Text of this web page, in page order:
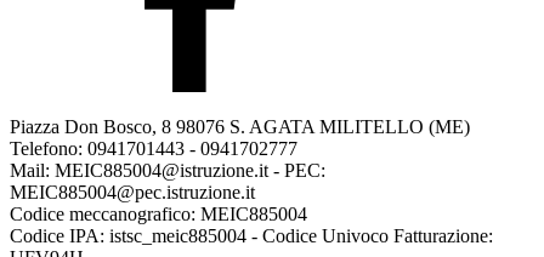
Piazza Don Bosco, 8 98076 S. AGATA MILITELLO (ME)
Telefono: 0941701443 - 0941702777
Mail: MEIC885004@istruzione.it - PEC:
MEIC885004@pec.istruzione.it
Codice meccanografico: MEIC885004
Codice IPA: istsc_meic885004 - Codice Univoco Fatturazione: